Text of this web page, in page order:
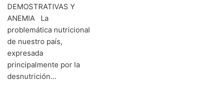
DEMOSTRATIVAS Y
ANEMIA La
problemática nutricional
de nuestro país,
expresada
principalmente por la
desnutrición…